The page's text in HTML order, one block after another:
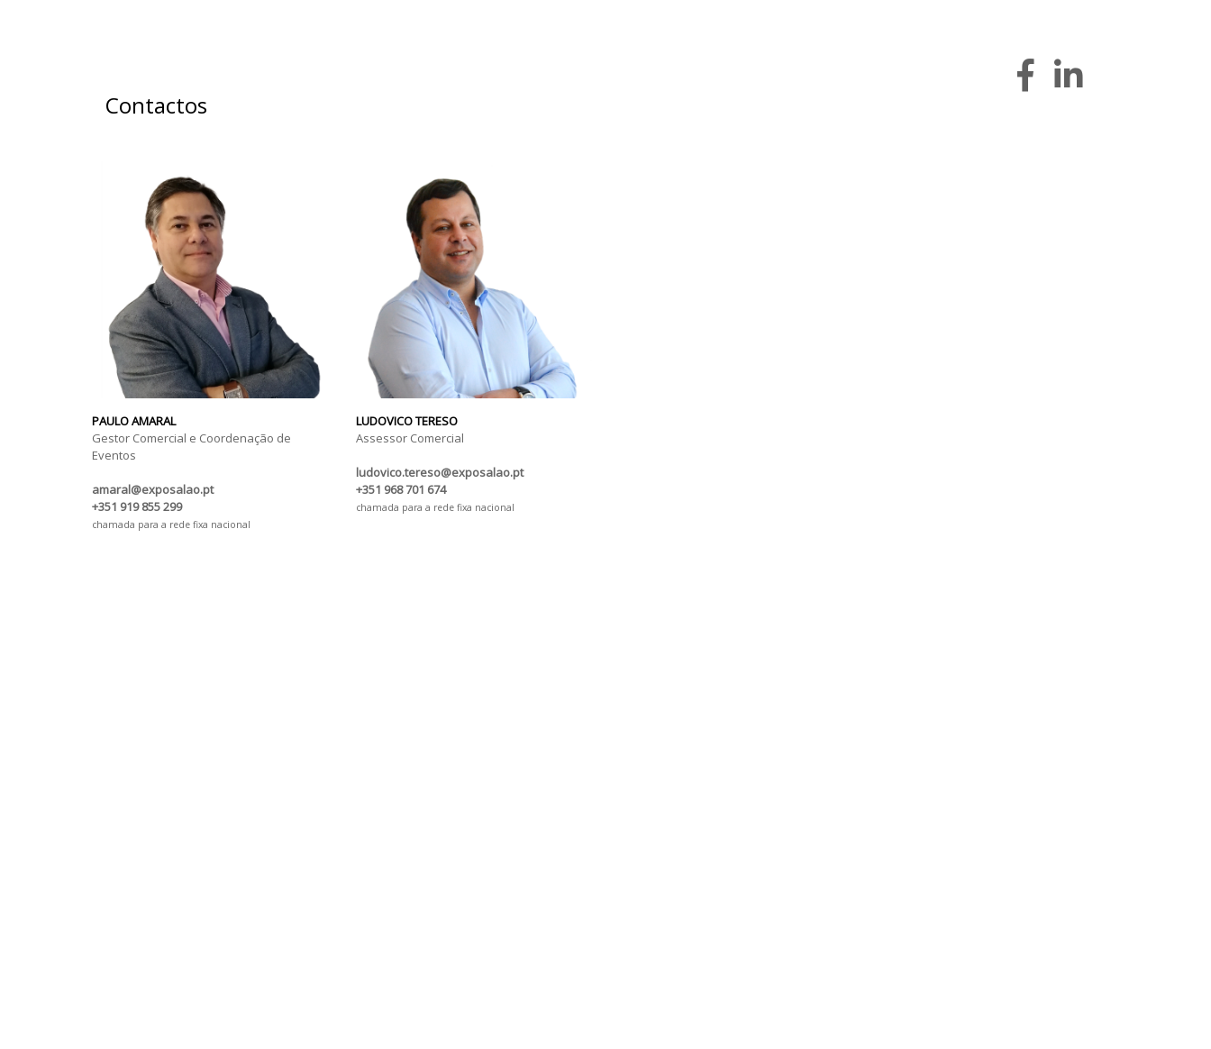
Contactos
PAULO AMARAL
Gestor Comercial e Coordenação de
Eventos
amaral@exposalao.pt
+351 919 855 299
chamada para a rede fixa nacional
LUDOVICO TERESO
Assessor Comercial
ludovico.tereso@exposalao.pt
+351 968 701 674
chamada para a rede fixa nacional